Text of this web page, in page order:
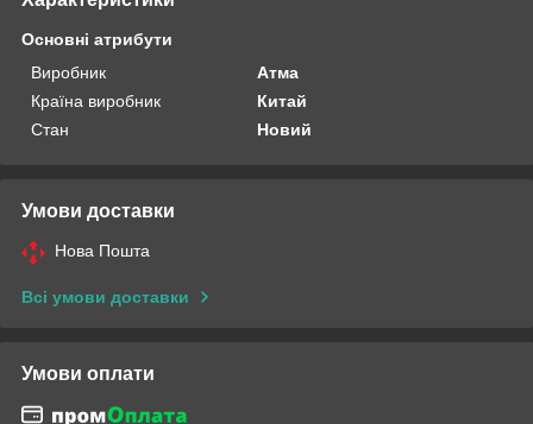
Основні атрибути
Виробник
Атма
Країна виробник
Китай
Стан
Новий
Умови доставки
Нова Пошта
Всі умови доставки
Умови оплати